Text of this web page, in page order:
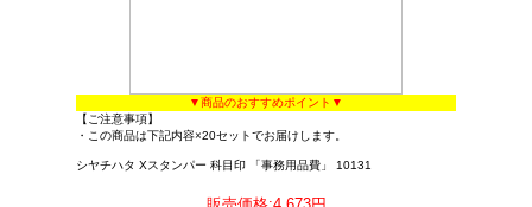
▼商品のおすすめポイント▼
【ご注意事項】
・この商品は下記内容×20セットでお届けします。
シヤチハタ Xスタンパー 科目印 「事務用品費」 10131